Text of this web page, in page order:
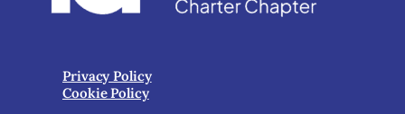
Privacy Policy
Cookie Policy